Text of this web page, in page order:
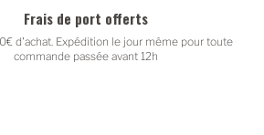
Frais de port offerts
d'achat. Expédition le jour même pour toute
commande passée avant 12h